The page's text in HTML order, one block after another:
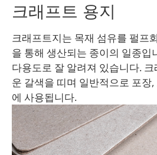
크래프트 용지
크래프트지는 목재 섬유를 펄프
을 통해 생산되는 종이의 일종입
다용도로 잘 알려져 있습니다.
운 갈색을 띠며 일반적으로 포장
에 사용됩니다.